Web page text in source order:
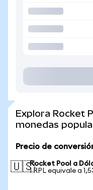
Explora Rocket
monedas
Precio de
🇺🇸Rocket Pool a
1 RPL equivale a